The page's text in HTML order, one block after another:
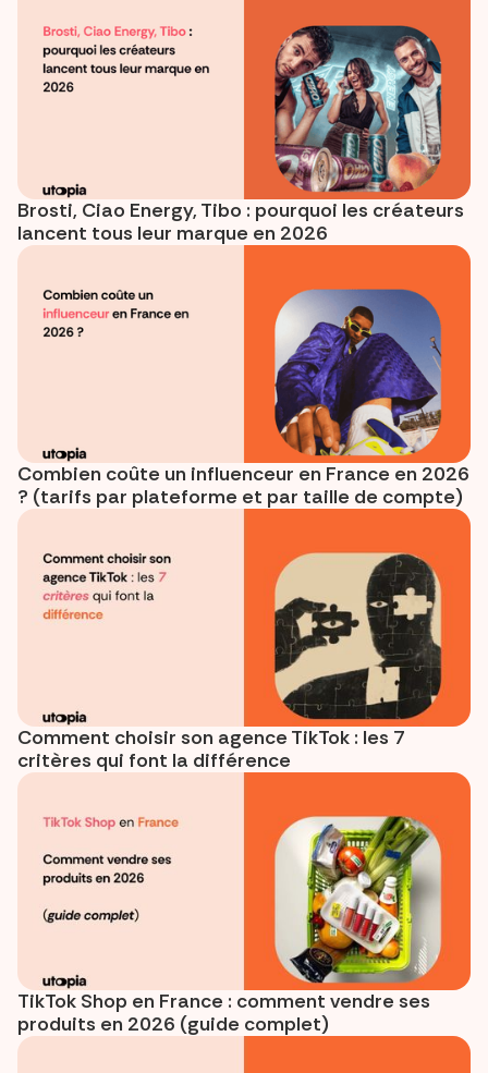
Brosti, Ciao Energy, Tibo : pourquoi les créateurs
lancent tous leur marque en 2026
Combien coûte un influenceur en France en 2026
? (tarifs par plateforme et par taille de compte)
Comment choisir son agence TikTok : les 7
critères qui font la différence
TikTok Shop en France : comment vendre ses
produits en 2026 (guide complet)